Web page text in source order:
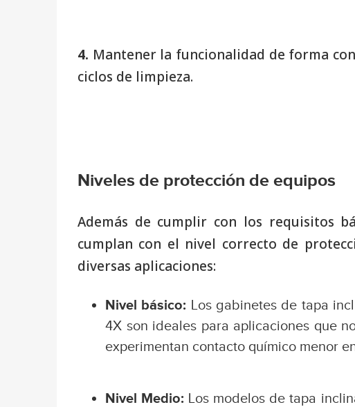
4. Mantener la funcionalidad de forma
ciclos de limpieza.
Niveles de protección de equipos
Además de cumplir con los requisitos
cumplan con el nivel correcto de
diversas aplicaciones:
Nivel básico: Los gabinetes de tapa
4X son ideales para aplicaciones que
experimentan contacto químico menor
Nivel Medio: Los modelos de tapa